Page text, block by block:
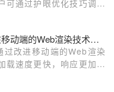
可通过护眼优化技巧调整
谷歌Chrome在移动端的Web渲染技术改进
改进移动端的Web渲染
载速度更快，响应更加灵